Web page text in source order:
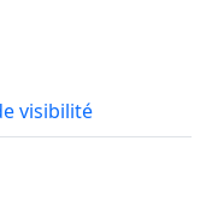
visibilité